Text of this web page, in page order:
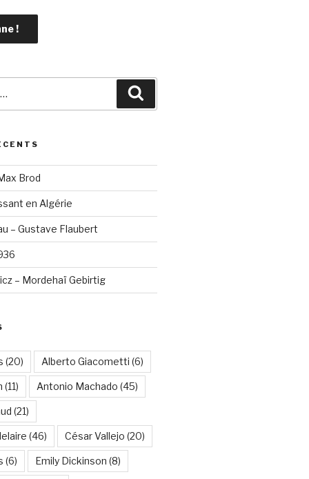
Brod
en Algérie
– Gustave Flaubert
– Mordehaï Gebirtig
(20) Alberto Giacometti (6)
(11) Antonio Machado (45)
(21)
(46) César Vallejo (20)
(6) Emily Dickinson (8)